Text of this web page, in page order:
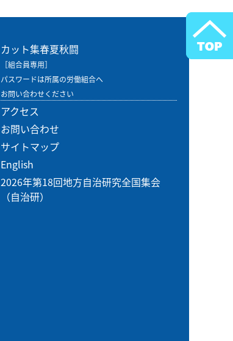
カット集春夏秋闘
［組合員専用］
パスワードは所属の労働組合へ
お問い合わせください
アクセス
お問い合わせ
サイトマップ
English
2026年第18回地方自治研究全国集会
（自治研）